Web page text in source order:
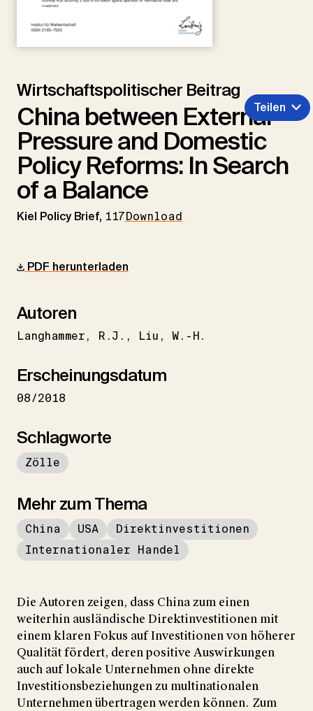
Wirtschaftspolitischer Beitrag
China between External
Pressure and Domestic
Policy Reforms: In Search
of a Balance
Kiel Policy Brief, 117Download
Teilen
PDF herunterladen
Autoren
Langhammer R.J. Liu W.-H.
Erscheinungsdatum
08/2018
Schlagworte
Zölle
Mehr zum Thema
China USA
Direktinvestitionen
Internationaler Handel
Die Autoren zeigen, dass China zum einen
weiterhin ausländische Direktinvestitionen mit
einem klaren Fokus auf Investitionen von höherer
Qualität fördert, deren positive Auswirkungen
auch auf lokale Unternehmen ohne direkte
Investitionsbeziehungen zu multinationalen
Unternehmen übertragen werden können. Zum